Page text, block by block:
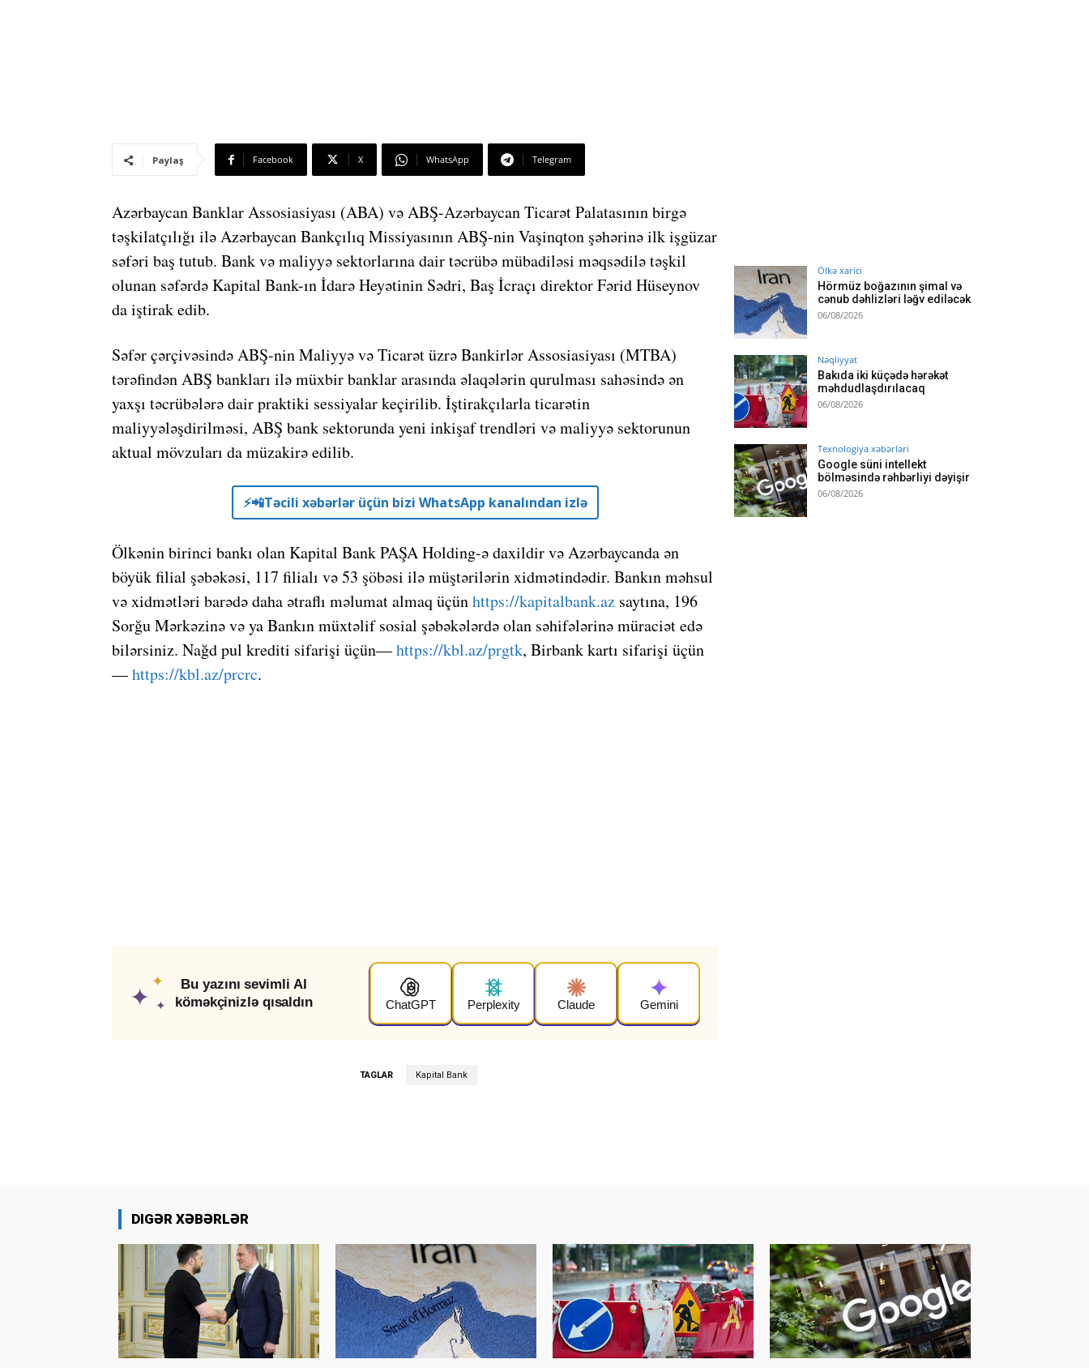
Paylaş Facebook X WhatsApp Telegram
Azərbaycan Banklar Assosiasiyası (ABA) və ABŞ-Azərbaycan Ticarət Palatasının birgə
təşkilatçılığı ilə Azərbaycan Bankçılıq Missiyasının ABŞ-nin Vaşinqton şəhərinə ilk işgüzar
səfəri baş tutub. Bank və maliyyə sektorlarına dair təcrübə mübadiləsi məqsədilə təşkil
olunan səfərdə Kapital Bank-ın İdarə Heyətinin Sədri, Baş İcraçı direktor Fərid Hüseynov
da iştirak edib.
Səfər çərçivəsində ABŞ-nin Maliyyə və Ticarət üzrə Bankirlər Assosiasiyası (MTBA)
tərəfindən ABŞ bankları ilə müxbir banklar arasında əlaqələrin qurulması sahəsində ən
yaxşı təcrübələrə dair praktiki sessiyalar keçirilib. İştirakçılarla ticarətin
maliyyələşdirilməsi, ABŞ bank sektorunda yeni inkişaf trendləri və maliyyə sektorunun
aktual mövzuları da müzakirə edilib.
⚡️📲Təcili xəbərlər üçün bizi WhatsApp kanalından izlə
Ölkənin birinci bankı olan Kapital Bank PAŞA Holding-ə daxildir və Azərbaycanda ən
böyük filial şəbəkəsi, 117 filialı və 53 şöbəsi ilə müştərilərin xidmətindədir. Bankın məhsul
və xidmətləri barədə daha ətraflı məlumat almaq üçünhttps://kapitalbank.az saytına, 196
Sorğu Mərkəzinə və ya Bankın müxtəlif sosial şəbəkələrdə olan səhifələrinə müraciət edə
bilərsiniz. Nağd pul krediti sifarişi üçün—https://kbl.az/prgtk, Birbank kartı sifarişi üçün
—https://kbl.az/prcrc.
✦
✦
✦
Bu yazını sevimli AI
köməkçinizlə qısaldın
ChatGPT Perplexity Claude Gemini
TAGLAR Kapital Bank
Ölkə xarici
Hörmüz boğazının şimal və
cənub dəhlizləri ləğv ediləcək
06/08/2026
Nəqliyyat
Bakıda iki küçədə hərəkət
məhdudlaşdırılacaq
06/08/2026
Texnologiya xəbərləri
Google süni intellekt
bölməsində rəhbərliyi dəyişir
06/08/2026
DIGƏR XƏBƏRLƏR